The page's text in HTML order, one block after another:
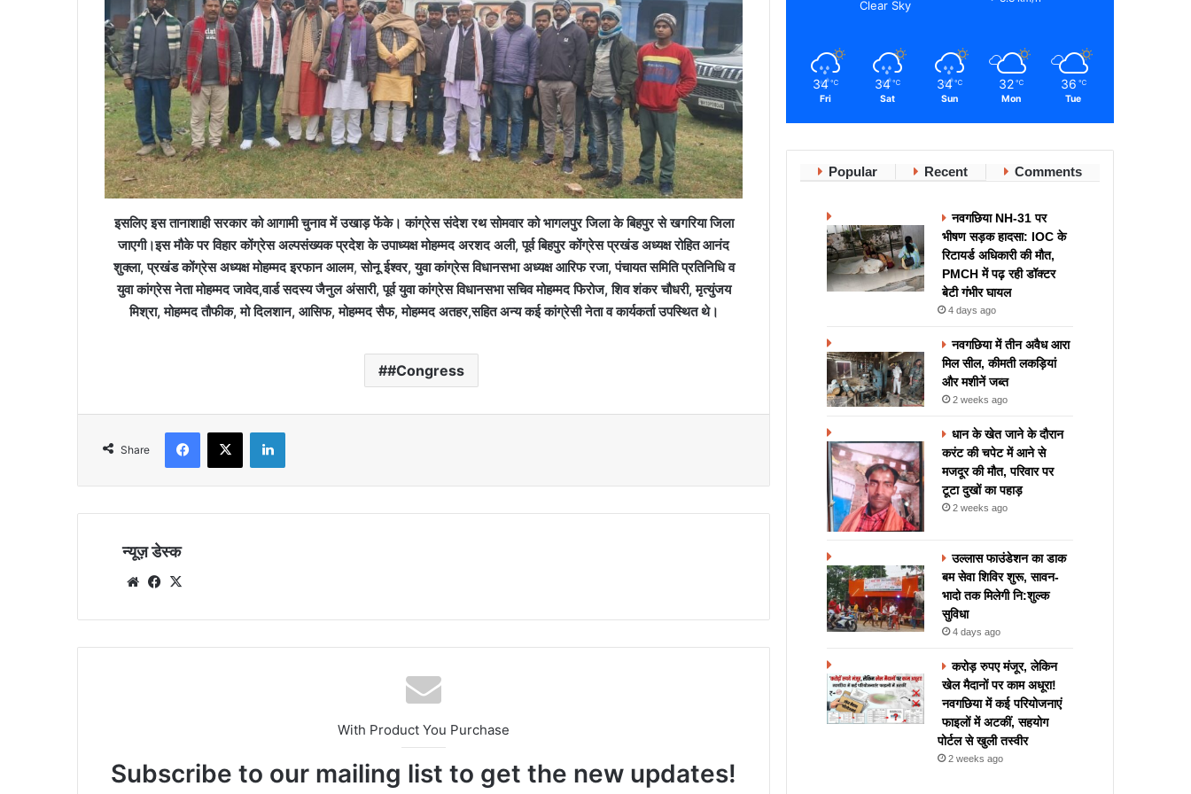
इसलिए इस तानाशाही सरकार को आगामी चुनाव में उखाड़ फेंके। कांग्रेस संदेश रथ सोमवार को भागलपुर जिला के बिहपुर से खगरिया जिला
जाएगी।इस मौके पर विहार कोंग्रेस अल्पसंख्यक प्रदेश के उपाध्यक्ष मोहम्मद अरशद अली, पूर्व बिहपुर कोंग्रेस प्रखंड अध्यक्ष रोहित आनंद
शुक्ला, प्रखंड कोंग्रेस अध्यक्ष मोहम्मद इरफान आलम,सोनू ईश्वर, युवा कांग्रेस विधानसभा अध्यक्ष आरिफ रजा, पंचायत समिति प्रतिनिधि व
युवा कांग्रेस नेता मोहम्मद जावेद,वार्ड सदस्य जैनुल अंसारी, पूर्व युवा कांग्रेस विधानसभा सचिव मोहम्मद फिरोज, शिव शंकर चौधरी, मृत्युंजय
मिश्रा, मोहम्मद तौफीक, मो दिलशान, आसिफ, मोहम्मद सैफ, मोहम्मद अतहर,सहित अन्य कई कांग्रेसी नेता व कार्यकर्ता उपस्थित थे।
#Congress
Share
Facebook
X LinkedIn
न्यूज़ डेस्क
WebsiteFacebook
With Product You Purchase
Subscribe to our mailing list to get the new updates!
Clear Sky
34 ℃
Fri
34 ℃
Sat
34 ℃
Sun
32 ℃
Mon
36 ℃
Tue
Popular Recent Comments
नवगछिया NH-31 पर
भीषण सड़क हादसा: IOC के
रिटायर्ड अधिकारी की मौत,
PMCH में पढ़ रही डॉक्टर
बेटी गंभीर घायल
4 days ago
नवगछिया में तीन अवैध आरा
मिल सील, कीमती लकड़ियां
और मशीनें जब्त
2 weeks ago
धान के खेत जाने के दौरान
करंट की चपेट में आने से
मजदूर की मौत, परिवार पर
टूटा दुखों का पहाड़
2 weeks ago
उल्लास फाउंडेशन का डाक
बम सेवा शिविर शुरू, सावन-
भादो तक मिलेगी नि:शुल्क
सुविधा
4 days ago
करोड़ रुपए मंजूर, लेकिन
खेल मैदानों पर काम अधूरा!
नवगछिया में कई परियोजनाएं
फाइलों में अटकीं, सहयोग
पोर्टल से खुली तस्वीर
2 weeks ago